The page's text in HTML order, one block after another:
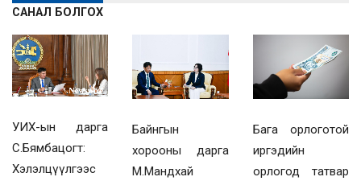
САНАЛ БОЛГОХ
УИХ-ын дарга
С.Бямбацогт:
Хэлэлцүүлгээс
Байнгын
хорооны дарга
М.Мандхай
Бага орлоготой
иргэдийн
орлогод татвар